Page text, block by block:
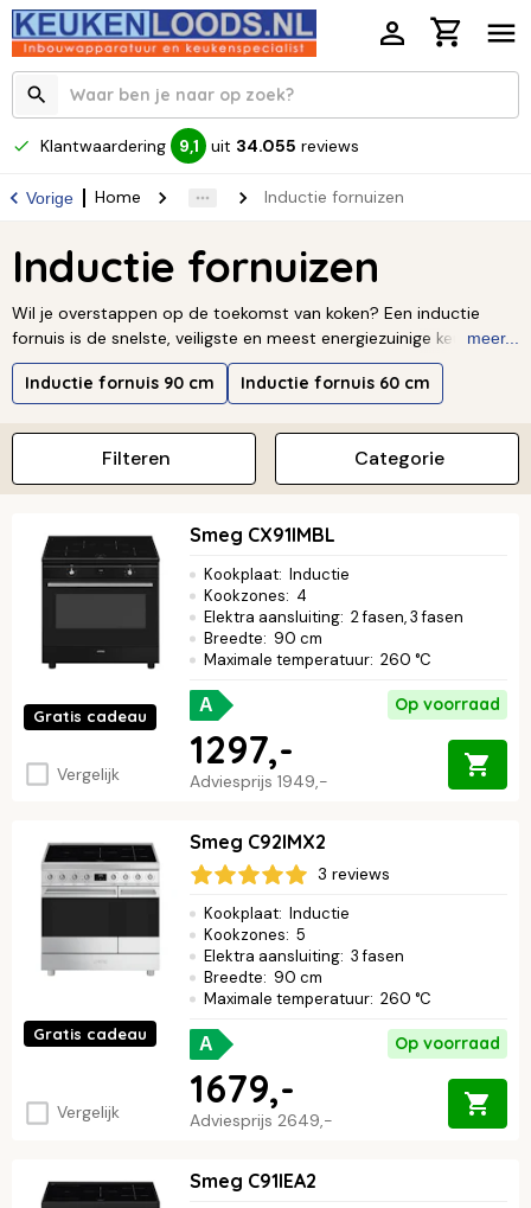
Klantwaardering 9,1 uit 34.055 reviews
Vorige Home Inductie fornuizen
Inductie fornuizen
Wil je overstappen op de toekomst van koken? Een inductie
fornuis is de snelste, veiligste en meest energiezuinige keuze
voor jouw keuken! Ervaar het gemak van een kookplaat die direct
reageert en eenvoudig schoon te maken is. Ontdek ons ruime
perfecte model voor de beste prijs. Bekijk ze nu.Lees meer ↓
meer...
Inductie fornuis 90 cm Inductie fornuis 60 cm
Categorie
Filteren
Gratis cadeau
Vergelijk
Smeg CX91IMBL
Kookplaat: Inductie
Kookzones: 4
Elektra aansluiting: 2 fasen, 3 fasen
Breedte: 90 cm
Maximale temperatuur: 260 °C
A Op voorraad
Adviesprijs 1949,-
1297,-
Gratis cadeau
Vergelijk
Smeg C92IMX2
3 reviews
Kookplaat: Inductie
Kookzones: 5
Elektra aansluiting: 3 fasen
Breedte: 90 cm
Maximale temperatuur: 260 °C
A Op voorraad
Adviesprijs 2649,-
1679,-
Smeg C91IEA2